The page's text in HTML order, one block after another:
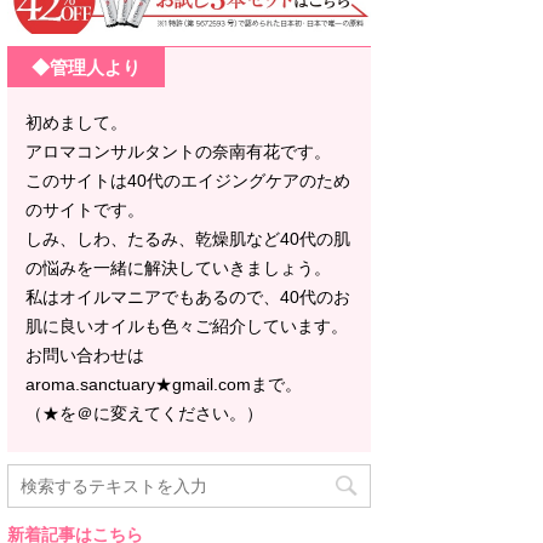
◆管理人より
初めまして。
アロマコンサルタントの奈南有花です。
このサイトは40代のエイジングケアのため
のサイトです。
しみ、しわ、たるみ、乾燥肌など40代の肌
の悩みを一緒に解決していきましょう。
私はオイルマニアでもあるので、40代のお
肌に良いオイルも色々ご紹介しています。
お問い合わせは
aroma.sanctuary★gmail.comまで。
（★を＠に変えてください。）
新着記事はこちら